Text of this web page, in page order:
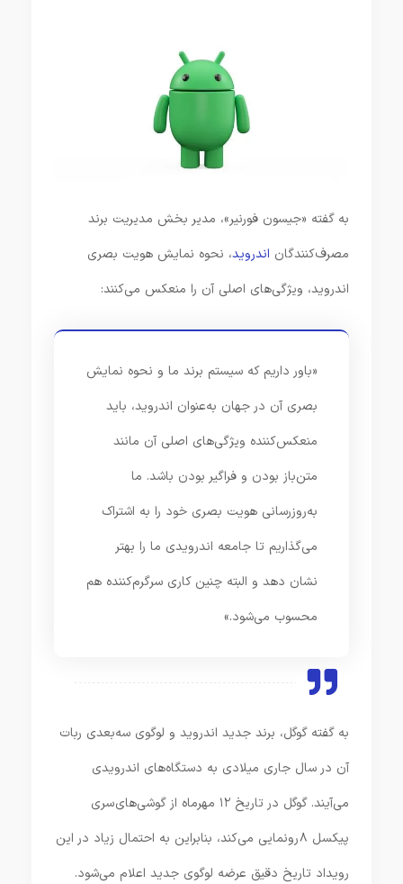
به گفته «جیسون فورنیر»، مدیر بخش مدیریت برند
مصرف‌کنندگان اندروید، نحوه نمایش هویت بصری
اندروید، ویژگی‌های اصلی آن را منعکس می‌کنند:
«باور داریم که سیستم برند ما و نحوه نمایش
بصری آن در جهان به‌عنوان اندروید، باید
منعکس‌کننده ویژگی‌های اصلی آن مانند
متن‌باز بودن و فراگیر بودن باشد. ما
به‌روزرسانی هویت بصری خود را به اشتراک
می‌گذاریم تا جامعه اندرویدی ما را بهتر
نشان دهد و البته چنین کاری سرگرم‌کننده هم
محسوب می‌شود.»
به گفته گوگل، برند جدید اندروید و لوگوی سه‌بعدی ربات
آن در سال جاری میلادی به دستگاه‌های اندرویدی
می‌آیند. گوگل در تاریخ ۱۲ مهرماه از گوشی‌های سری
پیکسل ۸ رونمایی می‌کند، بنابراین به احتمال زیاد در این
رویداد تاریخ دقیق عرضه لوگوی جدید اعلام می‌شود.